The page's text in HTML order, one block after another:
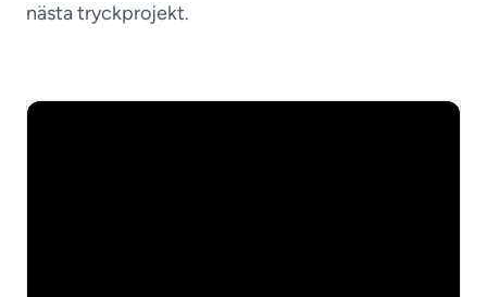
nästa tryckprojekt.